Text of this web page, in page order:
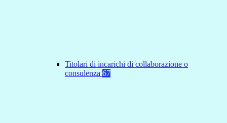
Titolari di incarichi di collaborazione o
consulenza 67